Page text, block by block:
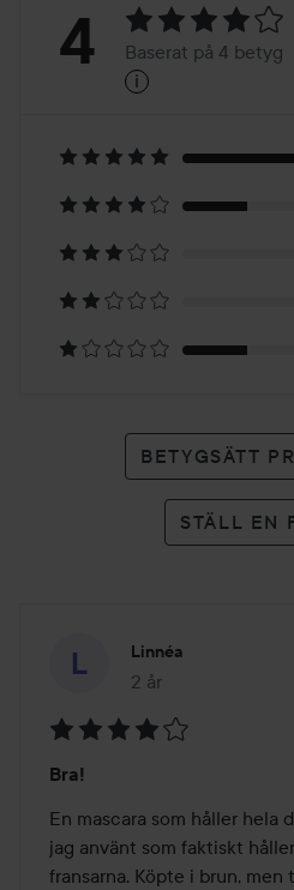
Betyg:
Baserat
på
4
betyg
4 Baserat på 4 betyg
i
BETYGSÄTT
STÄLL EN
Linnéa
2 år
Inlägget skapades 2
4
av
5
Bra!
En mascara som håller hela
jag använt som faktiskt
fransarna. Köpte i brun,